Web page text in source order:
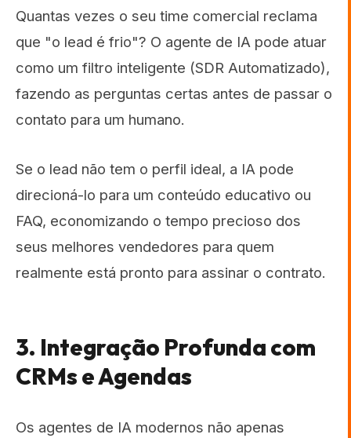
Quantas vezes o seu time comercial reclama
que "o lead é frio"? O agente de IA pode atuar
como um filtro inteligente (SDR Automatizado),
fazendo as perguntas certas antes de passar o
contato para um humano.
Se o lead não tem o perfil ideal, a IA pode
direcioná-lo para um conteúdo educativo ou
FAQ, economizando o tempo precioso dos
seus melhores vendedores para quem
realmente está pronto para assinar o contrato.
3. Integração Profunda com
CRMs e Agendas
Os agentes de IA modernos não apenas